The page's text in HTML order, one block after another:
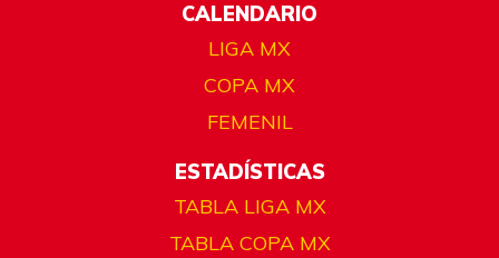
CALENDARIO
LIGA MX
COPA MX
FEMENIL
ESTADÍSTICAS
TABLA LIGA MX
TABLA COPA MX